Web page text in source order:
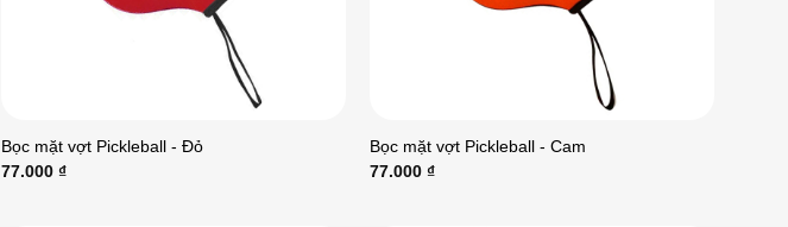
Bọc mặt vợt Pickleball - Đỏ
77.000 ₫
Bọc mặt vợt Pickleball - Cam
77.000 ₫